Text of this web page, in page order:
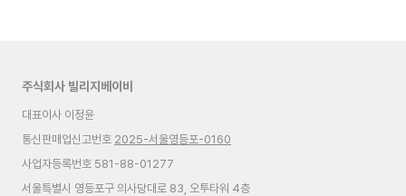
주식회사 빌리지베이비
대표이사 이정윤
통신판매업신고번호 2025-서울영등포-0160
사업자등록번호 581-88-01277
서울특별시 영등포구 의사당대로 83, 오투타워 4층